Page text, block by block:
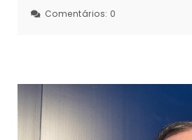
Comentários: 0